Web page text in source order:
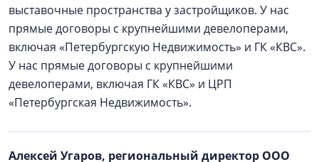
выставочные пространства у застройщиков. У нас
прямые договоры с крупнейшими девелоперами,
включая «Петербургскую Недвижимость» и ГК «КВС».
У нас прямые договоры с крупнейшими
девелоперами, включая ГК «КВС» и ЦРП
«Петербургская Недвижимость».
Алексей Угаров, региональный директор ООО